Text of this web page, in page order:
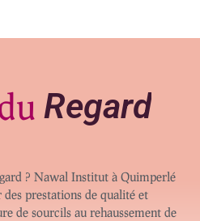
Regard
? Nawal Institut à Quimperlé
prestations de qualité et
de sourcils au rehaussement de